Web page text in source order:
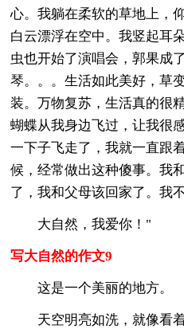
心。我躺在柔软的草地上，
白云漂浮在空中。我竖起耳
虫也开始了演唱会，郭果成
琴。。。生活如此美好，草
装。万物复苏，生活真的很
蝴蝶从我身边飞过，让我很
一下子飞走了，我就一直跟
候，经常做出这种傻事。我
了，我和父母该回家了。我
大自然，我爱你！"
写大自然的作文9
这是一个美丽的地方。
天空明亮如洗，就像看着